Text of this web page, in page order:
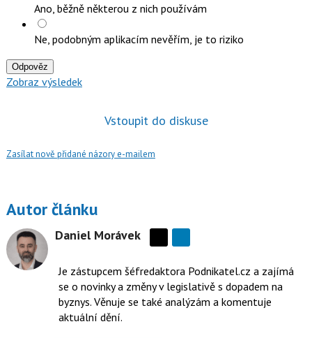
Ano, běžně některou z nich používám
Ne, podobným aplikacím nevěřím, je to riziko
Odpověz
Zobraz výsledek
Vstoupit do diskuse
Zasílat nově přidané názory e-mailem
Autor článku
Daniel Morávek
síti
X
Je zástupcem šéfredaktora Podnikatel.cz a zajímá
se o novinky a změny v legislativě s dopadem na
byznys. Věnuje se také analýzám a komentuje
aktuální dění.